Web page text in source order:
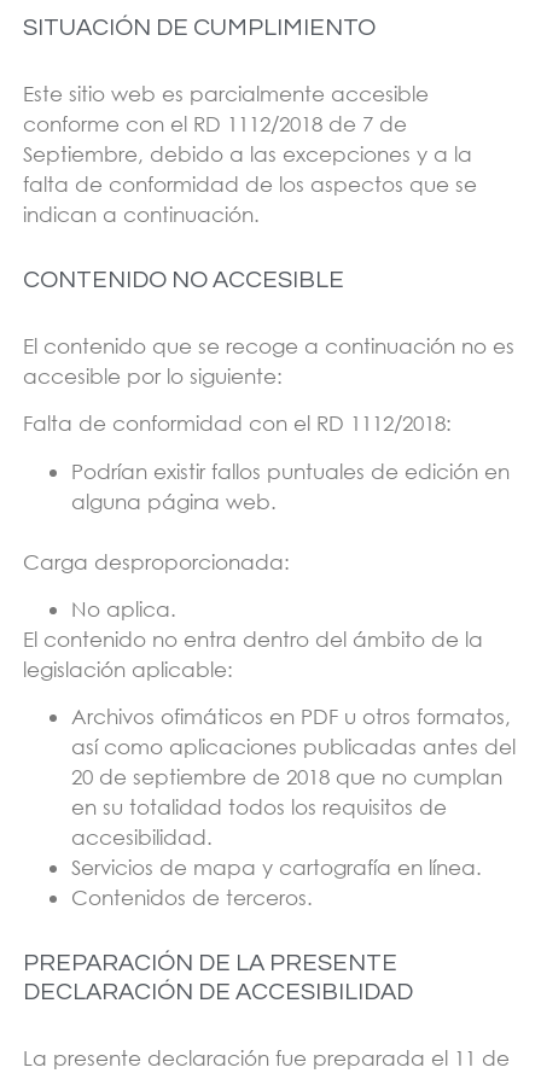
SITUACIÓN DE CUMPLIMIENTO
Este sitio web es parcialmente accesible
conforme con el RD 1112/2018 de 7 de
Septiembre, debido a las excepciones y a la
falta de conformidad de los aspectos que se
indican a continuación.
CONTENIDO NO ACCESIBLE
El contenido que se recoge a continuación no es
accesible por lo siguiente:
Falta de conformidad con el RD 1112/2018:
Podrían existir fallos puntuales de edición en
alguna página web.
Carga desproporcionada:
No aplica.
El contenido no entra dentro del ámbito de la
legislación aplicable:
Archivos ofimáticos en PDF u otros formatos,
así como aplicaciones publicadas antes del
20 de septiembre de 2018 que no cumplan
en su totalidad todos los requisitos de
accesibilidad.
Servicios de mapa y cartografía en línea.
Contenidos de terceros.
PREPARACIÓN DE LA PRESENTE
DECLARACIÓN DE ACCESIBILIDAD
La presente declaración fue preparada el 11 de